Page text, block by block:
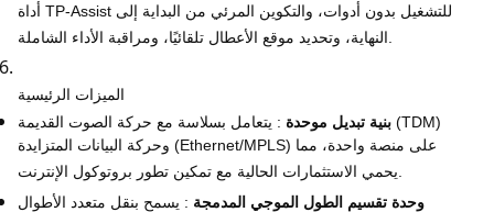
أداة TP-Assist للتشغيل بدون أدوات، والتكوين المرئي من البداية إلى
النهاية، وتحديد موقع الأعطال تلقائيًا، ومراقبة الأداء الشاملة.
الميزات الرئيسية
بنية تبديل موحدة : يتعامل بسلاسة مع حركة الصوت القديمة (TDM)
وحركة البيانات المتزايدة (Ethernet/MPLS) على منصة واحدة، مما
يحمي الاستثمارات الحالية مع تمكين تطور بروتوكول الإنترنت.
وحدة تقسيم الطول الموجي المدمجة : يسمح بنقل متعدد الأطوال